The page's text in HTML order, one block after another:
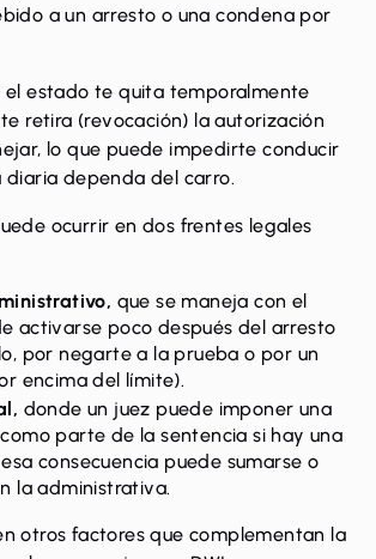
a un arresto o una condena por
el estado te quita temporalmente
retira (revocación) la autorización
lo que puede impedirte conducir
diaria dependa del carro.
ocurrir en dos frentes legales
que se maneja con el
activarse poco después del arresto
por negarte a la prueba o por un
encima del límite).
donde un juez puede imponer una
parte de la sentencia si hay una
consecuencia puede sumarse o
la administrativa.
otros factores que complementan la